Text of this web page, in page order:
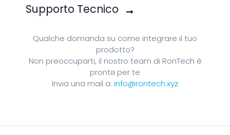
Supporto Tecnico
Qualche domanda su come integrare il tuo
prodotto?
Non preoccuparti, il nostro team di RonTech è
prontə per te
Invia una mail a: info@rontech.xyz